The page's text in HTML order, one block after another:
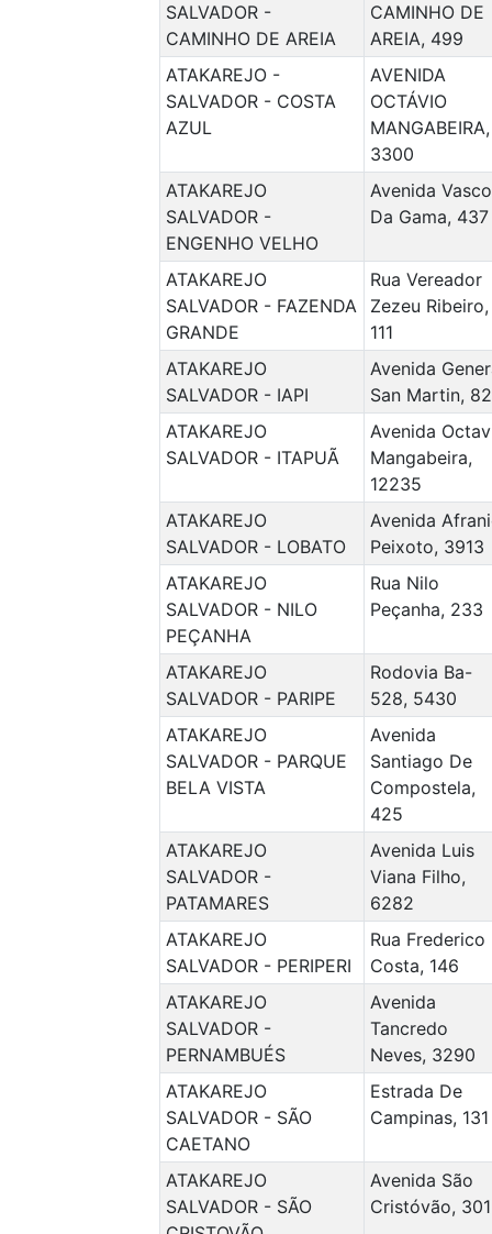
SALVADOR -
CAMINHO DE AREIA
CAMINHO DE
AREIA, 499
ATAKAREJO -
SALVADOR - COSTA
AZUL
AVENIDA
OCTÁVIO
MANGABEIRA,
3300
ATAKAREJO
SALVADOR -
ENGENHO VELHO
Avenida Vasco
Da Gama, 437
ATAKAREJO
SALVADOR - FAZENDA
GRANDE
Rua Vereador
Zezeu Ribeiro,
111
ATAKAREJO
SALVADOR - IAPI
Avenida
San Martin,
ATAKAREJO
SALVADOR - ITAPUÃ
Avenida
Mangabeira,
12235
ATAKAREJO
SALVADOR - LOBATO
Avenida
Peixoto, 3913
ATAKAREJO
SALVADOR - NILO
PEÇANHA
Rua Nilo
Peçanha, 233
ATAKAREJO
SALVADOR - PARIPE
Rodovia Ba-
528, 5430
ATAKAREJO
SALVADOR - PARQUE
BELA VISTA
Avenida
Santiago De
Compostela,
425
ATAKAREJO
SALVADOR -
PATAMARES
Avenida Luis
Viana Filho,
6282
ATAKAREJO
SALVADOR - PERIPERI
Rua Frederico
Costa, 146
ATAKAREJO
SALVADOR -
PERNAMBUÉS
Avenida
Tancredo
Neves, 3290
ATAKAREJO
SALVADOR - SÃO
CAETANO
Estrada De
Campinas, 131
ATAKAREJO
SALVADOR - SÃO
Avenida São
Cristóvão, 301